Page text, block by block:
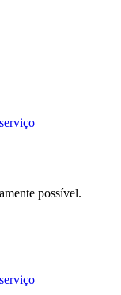
possível.